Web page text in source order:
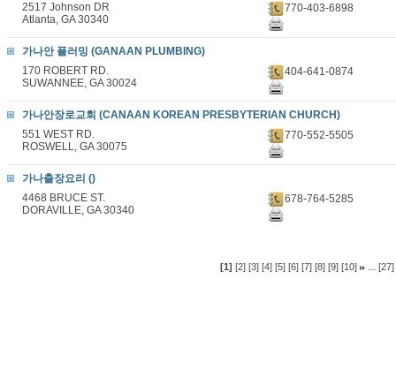
2517 Johnson DR
Atlanta, GA 30340
770-403-6898
가나안 플러밍 (GANAAN PLUMBING)
170 ROBERT RD.
SUWANNEE, GA 30024
404-641-0874
가나안장로교회 (CANAAN KOREAN PRESBYTERIAN CHURCH)
551 WEST RD.
ROSWELL, GA 30075
770-552-5505
가나출장요리 ()
4468 BRUCE ST.
DORAVILLE, GA 30340
678-764-5285
[1] [2] [3] [4] [5] [6] [7] [8] [9] [10] ... [27]